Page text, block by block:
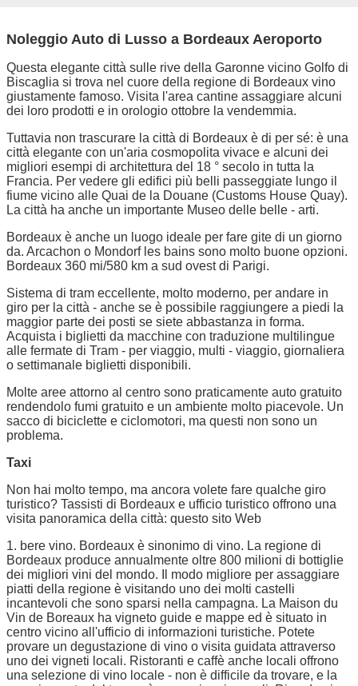
Noleggio Auto di Lusso a Bordeaux Aeroporto
Questa elegante città sulle rive della Garonne vicino Golfo di
Biscaglia si trova nel cuore della regione di Bordeaux vino
giustamente famoso. Visita l'area cantine assaggiare alcuni
dei loro prodotti e in orologio ottobre la vendemmia.
Tuttavia non trascurare la città di Bordeaux è di per sé: è una
città elegante con un'aria cosmopolita vivace e alcuni dei
migliori esempi di architettura del 18 ° secolo in tutta la
Francia. Per vedere gli edifici più belli passeggiate lungo il
fiume vicino alle Quai de la Douane (Customs House Quay).
La città ha anche un importante Museo delle belle - arti.
Bordeaux è anche un luogo ideale per fare gite di un giorno
da. Arcachon o Mondorf les bains sono molto buone opzioni.
Bordeaux 360 mi/580 km a sud ovest di Parigi.
Sistema di tram eccellente, molto moderno, per andare in
giro per la città - anche se è possibile raggiungere a piedi la
maggior parte dei posti se siete abbastanza in forma.
Acquista i biglietti da macchine con traduzione multilingue
alle fermate di Tram - per viaggio, multi - viaggio, giornaliera
o settimanale biglietti disponibili.
Molte aree attorno al centro sono praticamente auto gratuito
rendendolo fumi gratuito e un ambiente molto piacevole. Un
sacco di biciclette e ciclomotori, ma questi non sono un
problema.
Taxi
Non hai molto tempo, ma ancora volete fare qualche giro
turistico? Tassisti di Bordeaux e ufficio turistico offrono una
visita panoramica della città: questo sito Web
1. bere vino. Bordeaux è sinonimo di vino. La regione di
Bordeaux produce annualmente oltre 800 milioni di bottiglie
dei migliori vini del mondo. Il modo migliore per assaggiare
piatti della regione è visitando uno dei molti castelli
incantevoli che sono sparsi nella campagna. La Maison du
Vin de Boreaux ha vigneto guide e mappe ed è situato in
centro vicino all'ufficio di informazioni turistiche. Potete
provare un degustazione di vino o visita guidata attraverso
uno dei vigneti locali. Ristoranti e caffè anche locali offrono
una selezione di vino locale - non è difficile da trovare, e la